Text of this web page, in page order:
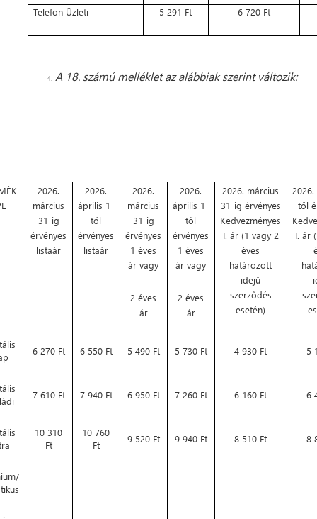
Telefon Üzleti 5 291 Ft 6 720 Ft
4.A 18. számú melléklet az alábbiak szerint változik:
2026.
március
31-ig
érvényes
listaár
2026.
április 1-
től
érvényes
listaár
2026.
március
31-ig
érvényes
1 éves
ár vagy
2 éves
ár
2026.
április 1-
től
érvényes
1 éves
ár vagy
2 éves
ár
2026. március
31-ig érvényes
Kedvezményes
I. ár (1 vagy 2
éves
határozott
idejű
szerződés
esetén)
től
I. ár
6 270 Ft 6 550 Ft 5 490 Ft 5 730 Ft 4 930 Ft 5
7 610 Ft 7 940 Ft 6 950 Ft 7 260 Ft 6 160 Ft 6
10 310
Ft
10 760
Ft
9 520 Ft 9 940 Ft 8 510 Ft 8